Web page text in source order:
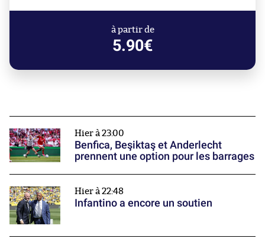
à partir de
5.90€
Hier à 23:00
Benfica, Beşiktaş et Anderlecht
prennent une option pour les barrages
Hier à 22:48
Infantino a encore un soutien